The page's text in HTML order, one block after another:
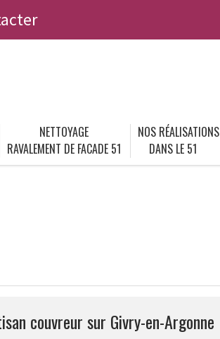
NETTOYAGE
RAVALEMENT DE FACADE 51
NOS RÉALISATIONS
DANS LE 51
couvreur sur Givry-en-Argonne